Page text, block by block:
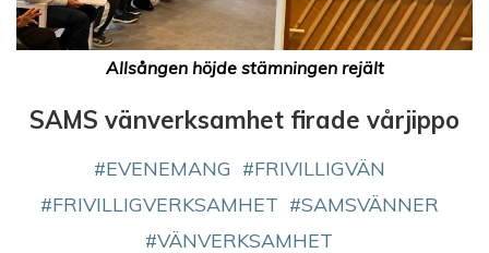
Allsången höjde stämningen rejält
SAMS vänverksamhet firade vårjippo
EVENEMANG
FRIVILLIGVÄN
FRIVILLIGVERKSAMHET
SAMSVÄNNER
VÄNVERKSAMHET